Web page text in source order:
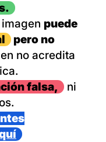
puede
pero no
no acredita
falsa,
ni